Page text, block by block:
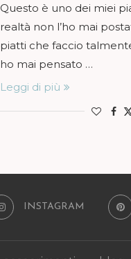
Questo è uno dei miei
realtà non l’ho mai
piatti che faccio
ho mai pensato …
Leggi di più
INSTAGRAM